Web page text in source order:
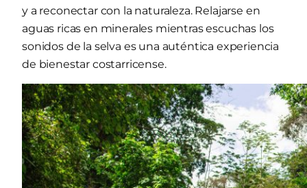
y a reconectar con la naturaleza. Relajarse en
aguas ricas en minerales mientras escuchas los
sonidos de la selva es una auténtica experiencia
de bienestar costarricense.